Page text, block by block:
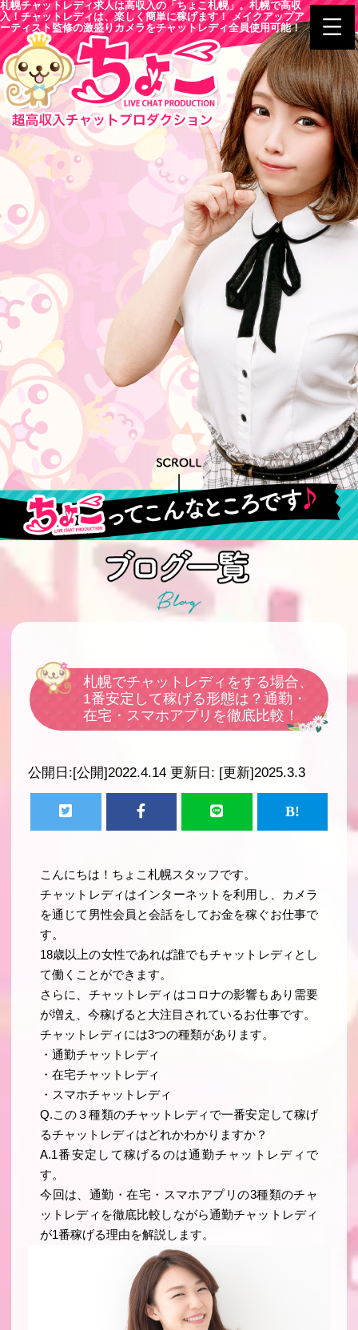
札幌チャットレディ求人は高収入の「ちょこ札幌」。札幌で高収
入！チャットレディは、楽しく簡単に稼げます！ メイクアップア
ーティスト監修の激盛りカメラをチャットレディ全員使用可能！
札幌でチャットレディをする場合、
1番安定して稼げる形態は？通勤・
在宅・スマホアプリを徹底比較！
公開日:[公開]2022.4.14 更新日: [更新]2025.3.3
こんにちは！ちょこ札幌スタッフです。
チャットレディはインターネットを利用し、カメラ
を通じて男性会員と会話をしてお金を稼ぐお仕事で
す。
18歳以上の女性であれば誰でもチャットレディとし
て働くことができます。
さらに、チャットレディはコロナの影響もあり需要
が増え、今稼げると大注目されているお仕事です。
チャットレディには3つの種類があります。
・通勤チャットレディ
・在宅チャットレディ
・スマホチャットレディ
Q.この３種類のチャットレディで一番安定して稼げ
るチャットレディはどれかわかりますか？
A.1番安定して稼げるのは通勤チャットレディで
す。
今回は、通勤・在宅・スマホアプリの3種類のチャ
ットレディを徹底比較しながら通勤チャットレディ
が1番稼げる理由を解説します。